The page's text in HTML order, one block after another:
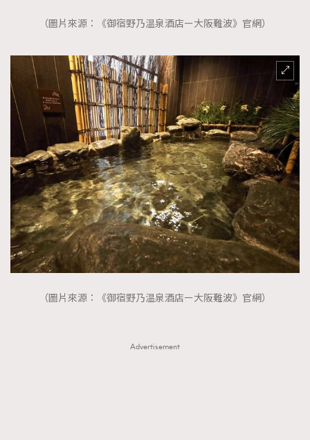
（圖片來源：《御宿野乃温泉酒店ー大阪難波》官網）
（圖片來源：《御宿野乃温泉酒店ー大阪難波》官網）
Advertisement